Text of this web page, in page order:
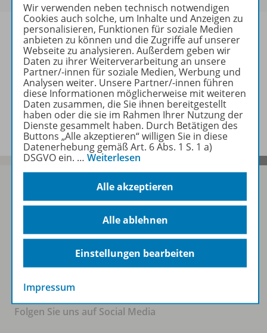
Produktinformationen
Beschreibung
Zum Newsletter anmelden
Folgen Sie uns auf Social Media
Wir verwenden neben technisch notwendigen
Cookies auch solche, um Inhalte und Anzeigen zu
personalisieren, Funktionen für soziale Medien
anbieten zu können und die Zugriffe auf unserer
Webseite zu analysieren. Außerdem geben wir
Daten zu ihrer Weiterverarbeitung an unsere
Partner/-innen für soziale Medien, Werbung und
Analysen weiter. Unsere Partner/-innen führen
diese Informationen möglicherweise mit weiteren
Daten zusammen, die Sie ihnen bereitgestellt
haben oder die sie im Rahmen Ihrer Nutzung der
Dienste gesammelt haben. Durch Betätigen des
Buttons „Alle akzeptieren“ willigen Sie in diese
Datenerhebung gemäß Art. 6 Abs. 1 S. 1 a)
DSGVO ein. … Weiterlesen
Alle akzeptieren
Alle ablehnen
Einstellungen bearbeiten
Impressum